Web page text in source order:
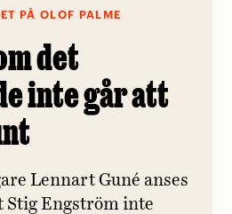
PÅ OLOF PALME
det
inte går att
Lennart Guné anses
Stig Engström inte